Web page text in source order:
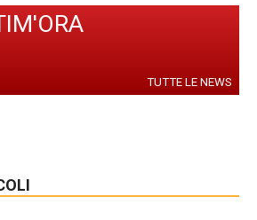
TUTTE LE NEWS